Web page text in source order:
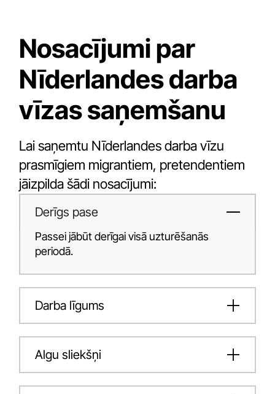
Nosacījumi par
Nīderlandes darba
vīzas saņemšanu
Lai saņemtu Nīderlandes darba vīzu
prasmīgiem migrantiem, pretendentiem
jāizpilda šādi nosacījumi:
Derīgs pase
Passei jābūt derīgai visā uzturēšanās
periodā.
Darba līgums
Algu sliekšņi